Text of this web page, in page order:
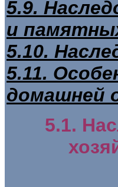
5.9.
и
5.10.
5.11.
домашней
5.1.